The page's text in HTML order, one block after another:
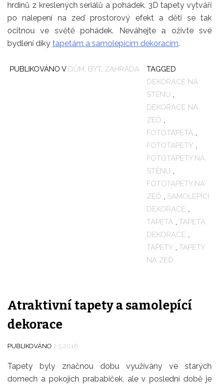
hrdinů z kreslených seriálů a pohádek. 3D tapety vytváří
po nalepení na zeď prostorový efekt a děti se tak
ocitnou ve světě pohádek. Neváhejte a oživte své
bydlení díky tapetám a samolepícím dekoracím.
PUBLIKOVÁNO V DŮM, BYT, ZAHRADA
TAGGED
DEKORACE NA
STĚNU ,
DEKORACE NA
ZEĎ ,
FOTOTAPETA ,
FOTOTAPETY ,
FOTOTAPETY NA
STĚNU ,
FOTOTAPETY NA
ZEĎ , SAMOLEPÍCÍ
DEKORACE ,
TAPETA , TAPETA
DEKORACE ,
TAPETY , TAPETY
NA ZEĎ
Atraktivní tapety a samolepící
dekorace
PUBLIKOVÁNO 2.5.2016
Tapety byly značnou dobu využívány ve starých
domech a pokojích prababiček, ale v poslední době je